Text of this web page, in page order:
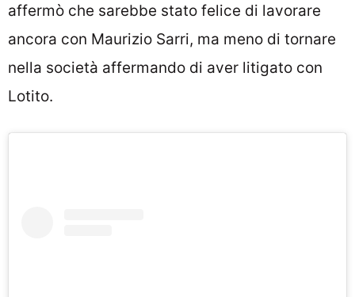
affermò che sarebbe stato felice di lavorare
ancora con Maurizio Sarri, ma meno di tornare
nella società affermando di aver litigato con
Lotito.